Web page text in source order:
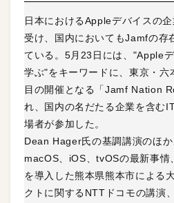
日本におけるAppleデバイスの
受け、国内においてもJamfの存
ている。5月23日には、"Apple
学ぶ"をキーワードに、東京・六
目の開催となる「Jamf Nation
れ、国内の名だたる企業を含む
場者が参加した。
Dean Hager氏の基調講演のほ
macOS、iOS、tvOSの最新事
を導入した熊本県熊本市による
クトに関するNTTドコモの講演